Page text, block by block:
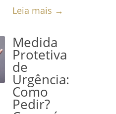
Leia mais →
Medida
Protetiva
de
Urgência:
Como
Pedir?